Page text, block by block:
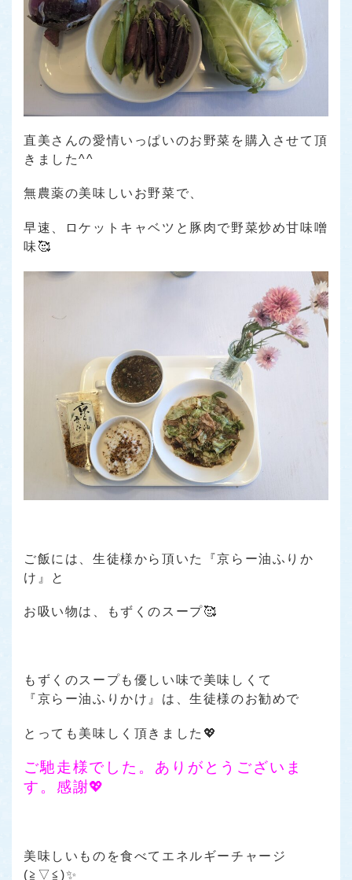
直美さんの愛情いっぱいのお野菜を購入させて頂
きました^^
無農薬の美味しいお野菜で、
早速、ロケットキャベツと豚肉で野菜炒め甘味噌
味🥰
ご飯には、生徒様から頂いた『京らー油ふりか
け』と
お吸い物は、もずくのスープ🥰
もずくのスープも優しい味で美味しくて
『京らー油ふりかけ』は、生徒様のお勧めで
とっても美味しく頂きました💖
ご馳走様でした。ありがとうございま
す。感謝💖
美味しいものを食べてエネルギーチャージ
(≧▽≦)✨